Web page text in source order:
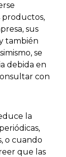
productos,
sus
también
se
debida en
con
la
o cuando
que las